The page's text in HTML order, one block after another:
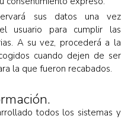
sus datos una vez
usuario para cumplir las
A su vez, procederá a la
cuando dejen de ser
la que fueron recabados.
todos los sistemas y